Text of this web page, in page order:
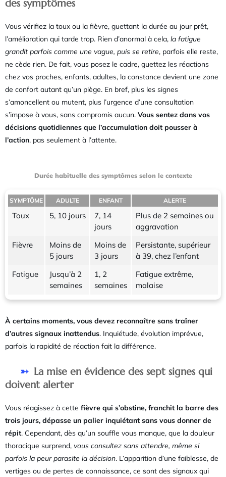
des symptômes
Vous vérifiez la toux ou la fièvre, guettant la durée au jour prêt,
l’amélioration qui tarde trop. Rien d’anormal à cela, la fatigue
grandit parfois comme une vague, puis se retire, parfois elle reste,
ne cède rien. De fait, vous posez le cadre, guettez les réactions
chez vos proches, enfants, adultes, la constance devient une zone
de confort autant qu’un piège. En bref, plus les signes
s’amoncellent ou mutent, plus l’urgence d’une consultation
s’impose à vous, sans compromis aucun. Vous sentez dans vos
décisions quotidiennes que l’accumulation doit pousser à
l’action, pas seulement à l’attente.
Durée habituelle des symptômes selon le contexte
SYMPTÔME ADULTE ENFANT ALERTE
Toux 5, 10 jours
7, 14
jours
Plus de 2 semaines ou
aggravation
Fièvre
Moins de
5 jours
Moins de
3 jours
Persistante, supérieur
à 39, chez l’enfant
Fatigue
Jusqu’à 2
semaines
1, 2
semaines
Fatigue extrême,
malaise
À certains moments, vous devez reconnaître sans traîner
d’autres signaux inattendus. Inquiétude, évolution imprévue,
parfois la rapidité de réaction fait la différence.
La mise en évidence des sept signes qui
doivent alerter
Vous réagissez à cette fièvre qui s’obstine, franchit la barre des
trois jours, dépasse un palier inquiétant sans vous donner de
répit. Cependant, dès qu’un souffle vous manque, que la douleur
thoracique surprend, vous consultez sans attendre, même si
parfois la peur parasite la décision. L’apparition d’une faiblesse, de
vertiges ou de pertes de connaissance, ce sont des signaux qui